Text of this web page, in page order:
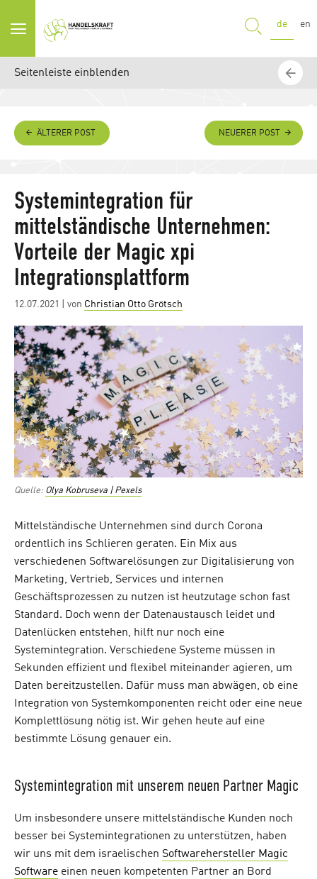
SUCHEde en
ÄLTERER POST NEUERER POST
Systemintegration für
mittelständische Unternehmen:
Vorteile der Magic xpi
Integrationsplattform
Posted
12.07.2021 | von Christian Otto Grötsch
Quelle: Olya Kobruseva | Pexels
Mittelständische Unternehmen sind durch Corona
ordentlich ins Schlieren geraten. Ein Mix aus
verschiedenen Softwarelösungen zur Digitalisierung von
Marketing, Vertrieb, Services und internen
Geschäftsprozessen zu nutzen ist heutzutage schon fast
Standard. Doch wenn der Datenaustausch leidet und
Datenlücken entstehen, hilft nur noch eine
Systemintegration. Verschiedene Systeme müssen in
Sekunden effizient und flexibel miteinander agieren, um
Daten bereitzustellen. Dafür muss man abwägen, ob eine
Integration von Systemkomponenten reicht oder eine neue
Komplettlösung nötig ist. Wir gehen heute auf eine
bestimmte Lösung genauer ein.
Systemintegration mit unserem neuen Partner Magic
Um insbesondere unsere mittelständische Kunden noch
besser bei Systemintegrationen zu unterstützen, haben
wir uns mit dem israelischen Softwarehersteller Magic
Software einen neuen kompetenten Partner an Bord
Seitenleiste einblenden